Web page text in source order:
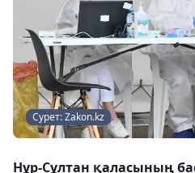
Сурет: Zakon.kz
Нұр-Сұлтан қаласының